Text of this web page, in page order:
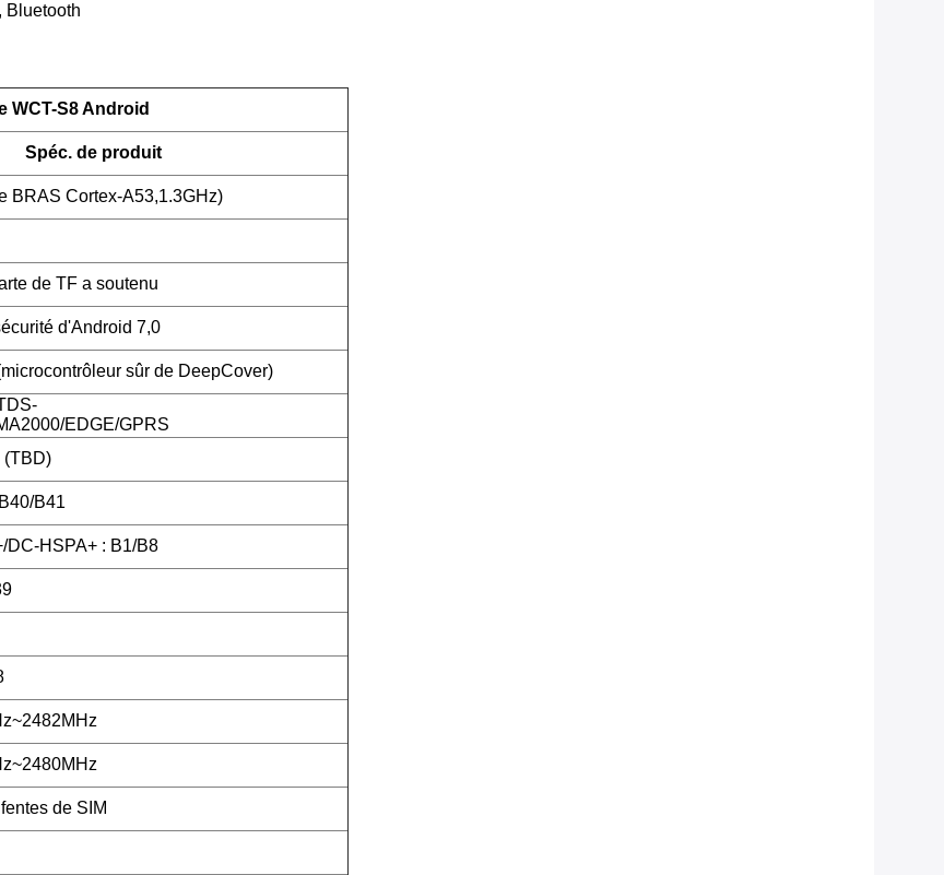
Bluetooth
WCT-S8 Android
Spéc. de produit
BRAS Cortex-A53,1.3GHz)
de TF a soutenu
d'Android 7,0
sûr de DeepCover)
EDGE/GPRS
(TBD)
B41
DC-HSPA+ : B1/B8
de SIM